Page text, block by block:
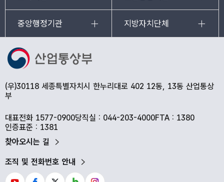
중앙행정기관 지방자치단체
(우)30118 세종특별자치시 한누리대로 402 12동, 13동 산업통상
부
대표전화 1577-0900당직실 : 044-203-4000FTA : 1380
인증표준 : 1381
찾아오시는 길
조직 및 전화번호 안내